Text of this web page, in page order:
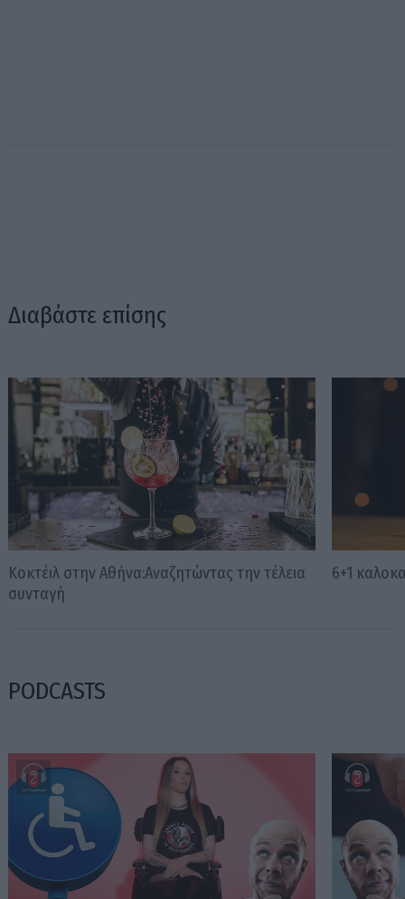
Διαβάστε επίσης
Κοκτέιλ στην Αθήνα:Αναζητώντας την τέλεια
συνταγή
6+1
PODCASTS